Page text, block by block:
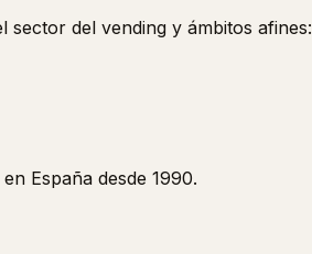
sector del vending y ámbitos afines:
España desde 1990.